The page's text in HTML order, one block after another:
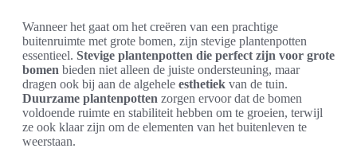
Wanneer het gaat om het creëren van een prachtige
buitenruimte met grote bomen, zijn stevige plantenpotten
essentieel. Stevige plantenpotten die perfect zijn voor grote
bomen bieden niet alleen de juiste ondersteuning, maar
dragen ook bij aan de algehele esthetiek van de tuin.
Duurzame plantenpotten zorgen ervoor dat de bomen
voldoende ruimte en stabiliteit hebben om te groeien, terwijl
ze ook klaar zijn om de elementen van het buitenleven te
weerstaan.